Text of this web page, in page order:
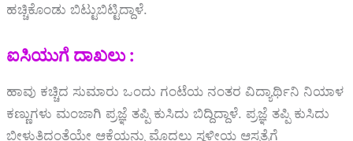
ಹಚ್ಚಿಕೊಂಡು ಬಿಟ್ಟುಬಿಟ್ಟಿದ್ದಾಳೆ.
ಐಸಿಯುಗೆ ದಾಖಲು :
ಹಾವು ಕಚ್ಚಿದ ಸುಮಾರು ಒಂದು ಗಂಟೆಯ ನಂತರ ವಿದ್ಯಾರ್ಥಿನಿ ನಿಯಾಳ
ಕಣ್ಣುಗಳು ಮಂಜಾಗಿ ಪ್ರಜ್ಞೆ ತಪ್ಪಿ ಕುಸಿದು ಬಿದ್ದಿದ್ದಾಳೆ. ಪ್ರಜ್ಞೆ ತಪ್ಪಿ ಕುಸಿದು
ಬೀಳುತ್ತಿದಂತೆಯೇ ಆಕೆಯನ್ನು ಮೊದಲು ಸ್ಥಳೀಯ ಆಸ್ಪತ್ರೆಗೆ